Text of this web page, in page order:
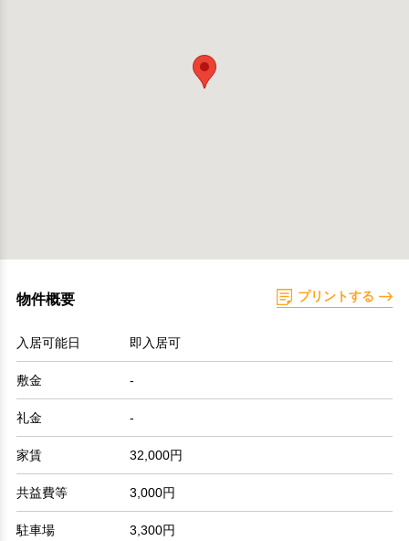
物件概要 プリントする
入居可能日 即入居可
敷金 -
礼金 -
家賃 32,000円
共益費等 3,000円
駐車場 3,300円